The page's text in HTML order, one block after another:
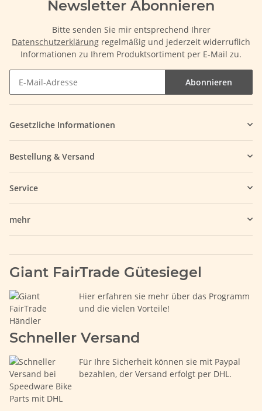
Newsletter Abonnieren
Bitte senden Sie mir entsprechend Ihrer
Datenschutzerklärung regelmäßig und jederzeit widerruflich
Informationen zu Ihrem Produktsortiment per E-Mail zu.
Abonnieren
Gesetzliche Informationen
Bestellung & Versand
Service
mehr
Giant FairTrade Gütesiegel
Hier erfahren sie mehr über das Programm
und die vielen Vorteile!
Schneller Versand
Für Ihre Sicherheit können sie mit Paypal
bezahlen, der Versand erfolgt per DHL.